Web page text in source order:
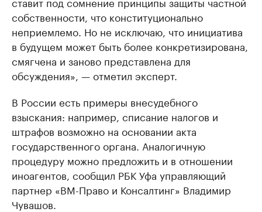
собственности, что конституционально
неприемлемо. Но не исключаю, что инициатива
в будущем может быть более конкретизирована,
смягчена и заново представлена для
обсуждения», — отметил эксперт.
В России есть примеры внесудебного
взыскания: например, списание налогов и
штрафов возможно на основании акта
государственного органа. Аналогичную
процедуру можно предложить и в отношении
иноагентов, сообщил РБК Уфа управляющий
партнер «ВМ-Право и Консалтинг» Владимир
Чувашов.